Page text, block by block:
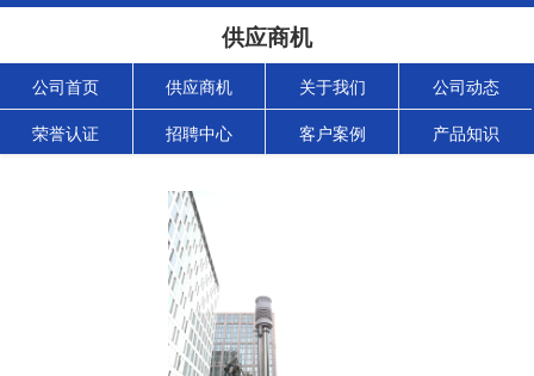
供应商机
公司首页 供应商机 关于我们 公司动态
荣誉认证 招聘中心 客户案例 产品知识